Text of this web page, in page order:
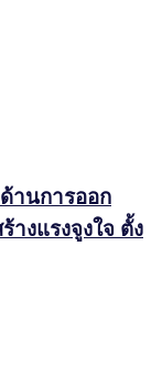
านการออก
างแรงจูงใจ ตั้ง